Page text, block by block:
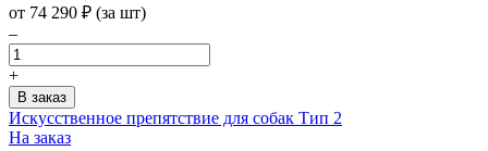
от 74 290 ₽ (за шт)
–
+
Искусственное препятствие для собак Тип 2
На заказ